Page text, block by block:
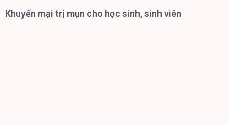
Khuyến mại trị mụn cho học sinh, sinh viên